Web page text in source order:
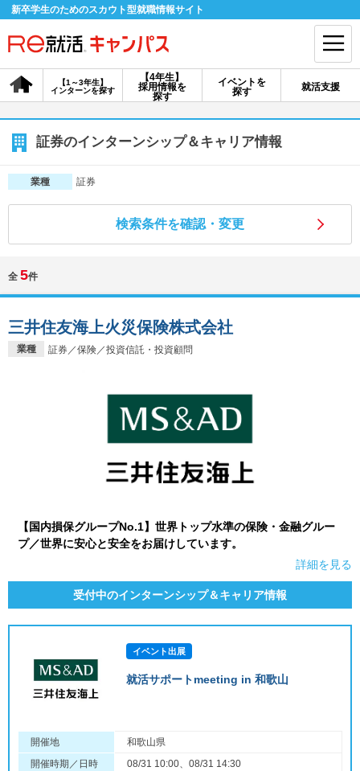
新卒学生のためのスカウト型就職情報サイト
【4年生】
採用情報を
探す
【1～3年生】
インターンを探す
イベントを
探す
就活支援
会員登録 ログイン
会員ID・パスワードを忘れた方はこちら
探す
【4年生】
【1～3年生】
イベントを探す スカウト お知らせ
就活ノウハウ・サポート
就活ノウハウが満載！ お役立ち記事・相談室など
適職診断
あなたに合う仕事を診断！
就活チャンネル
動画で対策講座をチェック
就活時事ニュースを更新 不明点があればこちら
証券のインターンシップ＆キャリア情報
業種 証券
検索条件を確認・変更
全 5件
業種 証券／保険／投資信託・投資顧問
三井住友海上火災保険株式会社
【国内損保グループNo.1】世界トップ水準の保険・金融グルー
プ／世界に安心と安全をお届けしています。
詳細を見る
受付中のインターンシップ＆キャリア情報
イベント出展
就活サポートmeeting in 和歌山
開催地
和歌山県
開催時期／日時
08/31 10:00、08/31 14:30